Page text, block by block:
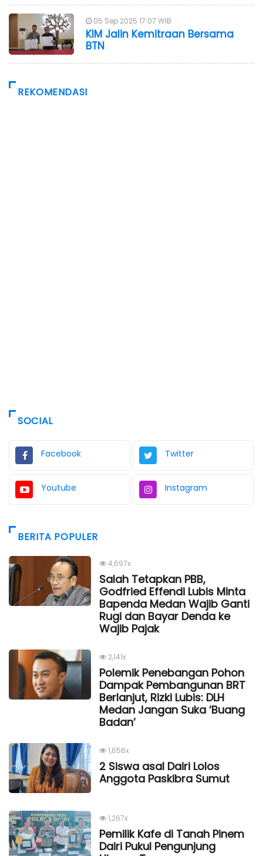
05 Sep 2025 17:07 WIB
KIM Jalin Kemitraan Bersama
BTN
REKOMENDASI
SOCIAL
Facebook Twitter
Youtube Instagram
BERITA POPULER
4,697x
Salah Tetapkan PBB,
Godfried Effendi Lubis Minta
Bapenda Medan Wajib Ganti
Rugi dan Bayar Denda ke
Wajib Pajak
2,141x
Polemik Penebangan Pohon
Dampak Pembangunan BRT
Berlanjut, Rizki Lubis: DLH
Medan Jangan Suka ‘Buang
Badan’
1,656x
2 Siswa asal Dairi Lolos
Anggota Paskibra Sumut
1,267x
Pemilik Kafe di Tanah Pinem
Dairi Pukul Pengunjung